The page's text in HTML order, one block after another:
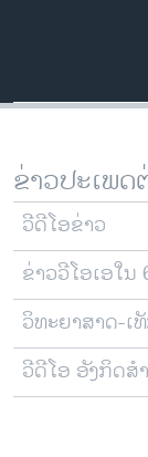
ຂ່າວປະເພດ
ວີດີໂອຂ່າວ
ຂ່າວວີໂອເອໃນ
ວິທະຍາສາດ-ເ
ວີດີໂອ ອັງກິດສ